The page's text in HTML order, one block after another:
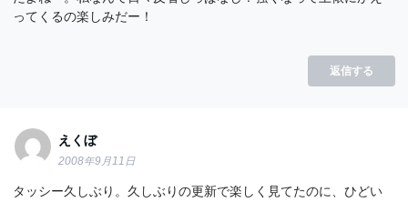
ってくるの楽しみだー！
返信する
えくぼ
2008年9月11日
タッシー久しぶり。久しぶりの更新で楽しく見てたのに、ひどい